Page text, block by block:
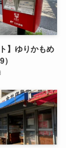
】ゆりかもめ